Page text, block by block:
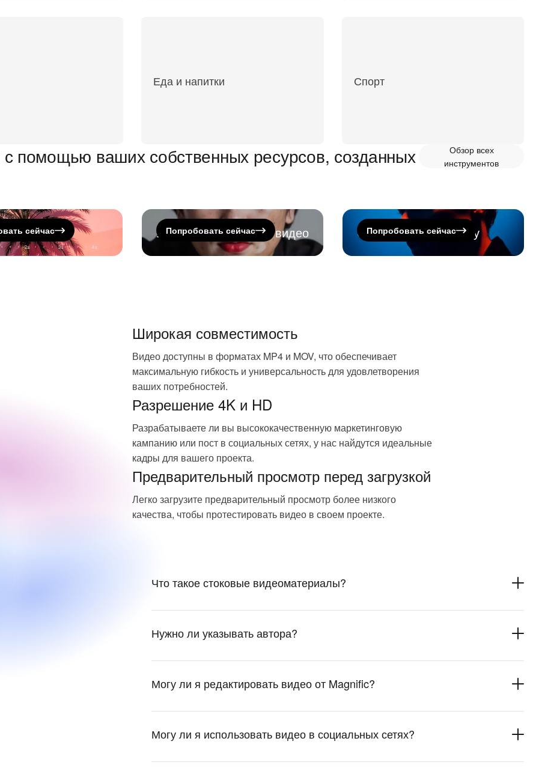
Еда и напитки Спорт
помощью ваших собственных ресурсов, созданных
Обзор всех
инструментов
сейчас Улучшение качества видео
Попробовать сейчас Сгенерируйте озвучку
Попробовать сейчас
Широкая совместимость
Видео доступны в форматах MP4 и MOV, что обеспечивает
максимальную гибкость и универсальность для удовлетворения
ваших потребностей.
Разрешение 4K и HD
Разрабатываете ли вы высококачественную маркетинговую
кампанию или пост в социальных сетях, у нас найдутся идеальные
кадры для вашего проекта.
Предварительный просмотр перед загрузкой
Легко загрузите предварительный просмотр более низкого
качества, чтобы протестировать видео в своем проекте.
Что такое стоковые видеоматериалы?
Нужно ли указывать автора?
Могу ли я редактировать видео от Magnific?
Могу ли я использовать видео в социальных сетях?